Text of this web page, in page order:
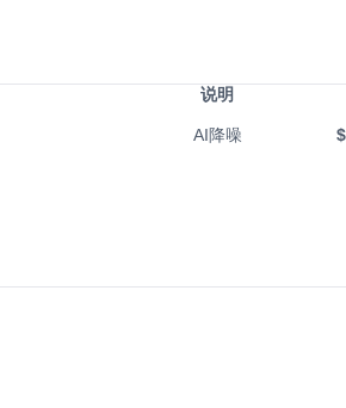
说明
AI降噪